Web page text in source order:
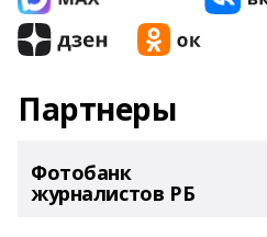
Партнеры
Фотобанк
журналистов РБ